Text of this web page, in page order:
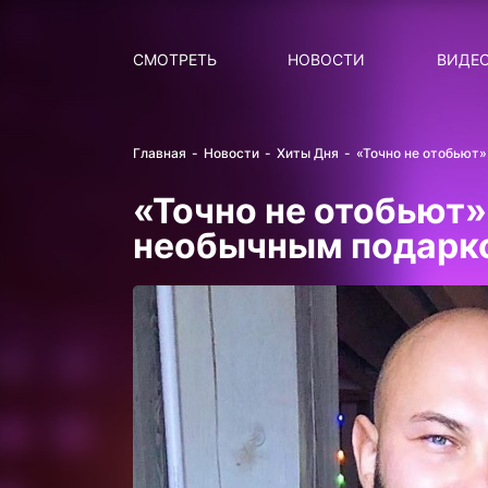
СМОТРЕТЬ НОВОСТИ
Главная Новости Хиты Дня «Точно не
«Точно не
необычным